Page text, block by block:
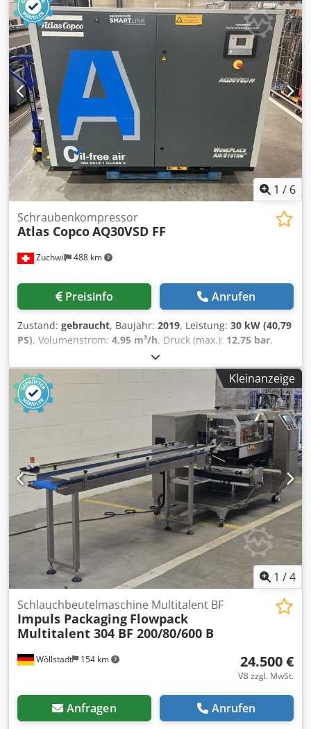
1 / 6
Zuchwil 488 km
Schraubenkompressor
Atlas CopcoAQ30VSD FF
Preisinfo Anrufen
Zustand: gebraucht, Baujahr: 2019, Leistung: 30 kW (40,79
PS), Volumenstrom: 4,95 m³/h, Druck (max.): 12,75 bar,
Luftkompressor Atlas Copco AQ30VSD FF Hersteller: Atlas
Copco Typ: AQ30VSD FF Baujahr: 2019 Herstellungsort:
Belgien Maximaldruck: 12,75 bar Leistung: 30 kW
Fördervolumen: 4,95 m³/min Fördervolumenstrom: 82,5 l/s,
174,8 cfm, 4,95 m³/min Motorleistung: 40 PS
Motordrehzahl: 8600 U/min Gewicht: 702 kg
Stromversorgung: 400 V, 50 Hz, 3 Phasen Bauart: Ölfrei
ISO-Klasse: 8573-1 Class 0 Steuerung: Elektronikon Graphic
Ausstattung: SMARTLINK Herkunft: Made in Belgium Für
die Richtigkeit, Vollständigkeit und Aktualität der Angaben
wird keine Gewähr übernommen. Dcsdjxk U Aropfx Akrok
Kleinanzeige
1 /4
Wöllstadt 154 km
Schlauchbeutelmaschine Multitalent BF
Impuls Packaging Flowpack
Multitalent 304 BF 200/80/600 B
24.500 €
VB zzgl. MwSt.
Anfragen Anrufen